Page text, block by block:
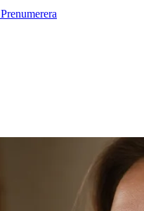
Prenumerera